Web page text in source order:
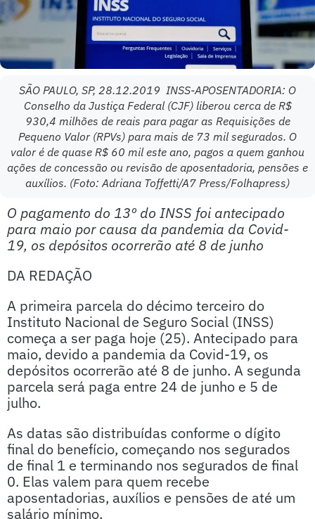
SÃO PAULO, SP, 28.12.2019  INSS-APOSENTADORIA: O
Conselho da Justiça Federal (CJF) liberou cerca de R$
930,4 milhões de reais para pagar as Requisições de
Pequeno Valor (RPVs) para mais de 73 mil segurados. O
valor é de quase R$ 60 mil este ano, pagos a quem ganhou
ações de concessão ou revisão de aposentadoria, pensões e
auxílios. (Foto: Adriana Toffetti/A7 Press/Folhapress)
O pagamento do 13º do INSS foi antecipado
para maio por causa da pandemia da Covid-
19, os depósitos ocorrerão até 8 de junho
DA REDAÇÃO
A primeira parcela do décimo terceiro do
Instituto Nacional de Seguro Social (INSS)
começa a ser paga hoje (25). Antecipado para
maio, devido a pandemia da Covid-19, os
depósitos ocorrerão até 8 de junho. A segunda
parcela será paga entre 24 de junho e 5 de
julho.
As datas são distribuídas conforme o dígito
final do benefício, começando nos segurados
de final 1 e terminando nos segurados de final
0. Elas valem para quem recebe
aposentadorias, auxílios e pensões de até um
salário mínimo.